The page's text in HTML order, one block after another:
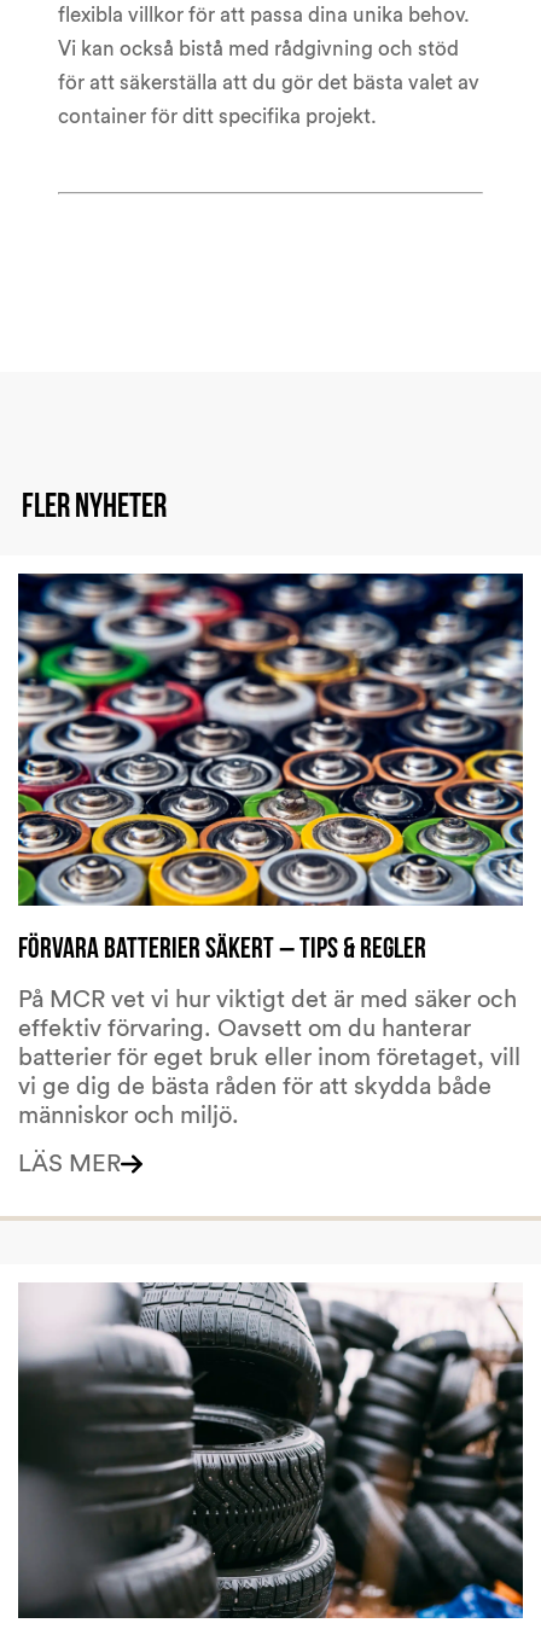
flexibla villkor för att passa dina unika behov.
Vi kan också bistå med rådgivning och stöd
för att säkerställa att du gör det bästa valet av
container för ditt specifika projekt.
Fler nyheter
Förvara batterier säkert – tips & regler
På MCR vet vi hur viktigt det är med säker och
effektiv förvaring. Oavsett om du hanterar
batterier för eget bruk eller inom företaget, vill
vi ge dig de bästa råden för att skydda både
människor och miljö.
LÄS MER